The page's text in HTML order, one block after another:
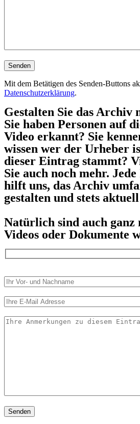
Mit dem Betätigen des Senden-Buttons
Datenschutzerklärung.
Gestalten Sie das Archiv
Sie haben Personen auf
Video erkannt? Sie
wissen wer der Urheber
dieser Eintrag stammt?
Sie auch noch mehr.
hilft uns, das Archiv
gestalten und stets
Natürlich sind auch ganz
Videos oder Dokumente